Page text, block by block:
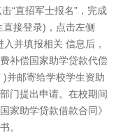
“直招军士报名”，完成
接登录)，点击左侧
入并填报相关 信息后，
补偿国家助学贷款代偿
并邮寄给学校学生资助
门提出申请。在校期间
家助学贷款借款合同》
。